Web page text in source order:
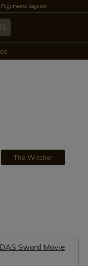
Seguros
The Witcher